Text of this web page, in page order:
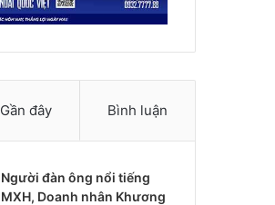
Gần đây Bình luận
Người đàn ông nổi tiếng
MXH, Doanh nhân Khương